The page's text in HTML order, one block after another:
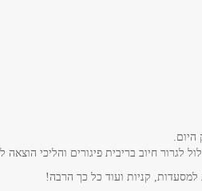
היום.
חיוב בריבית פיגורים והליכי הוצאה
קניות ועוד כל כך הרבה!